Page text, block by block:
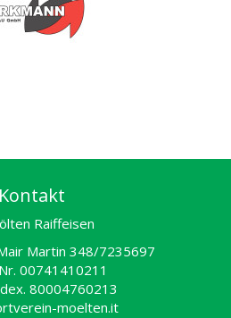
Kontakt
Raiffeisen
Martin 348/7235697
00741410211
80004760213
moelten.it